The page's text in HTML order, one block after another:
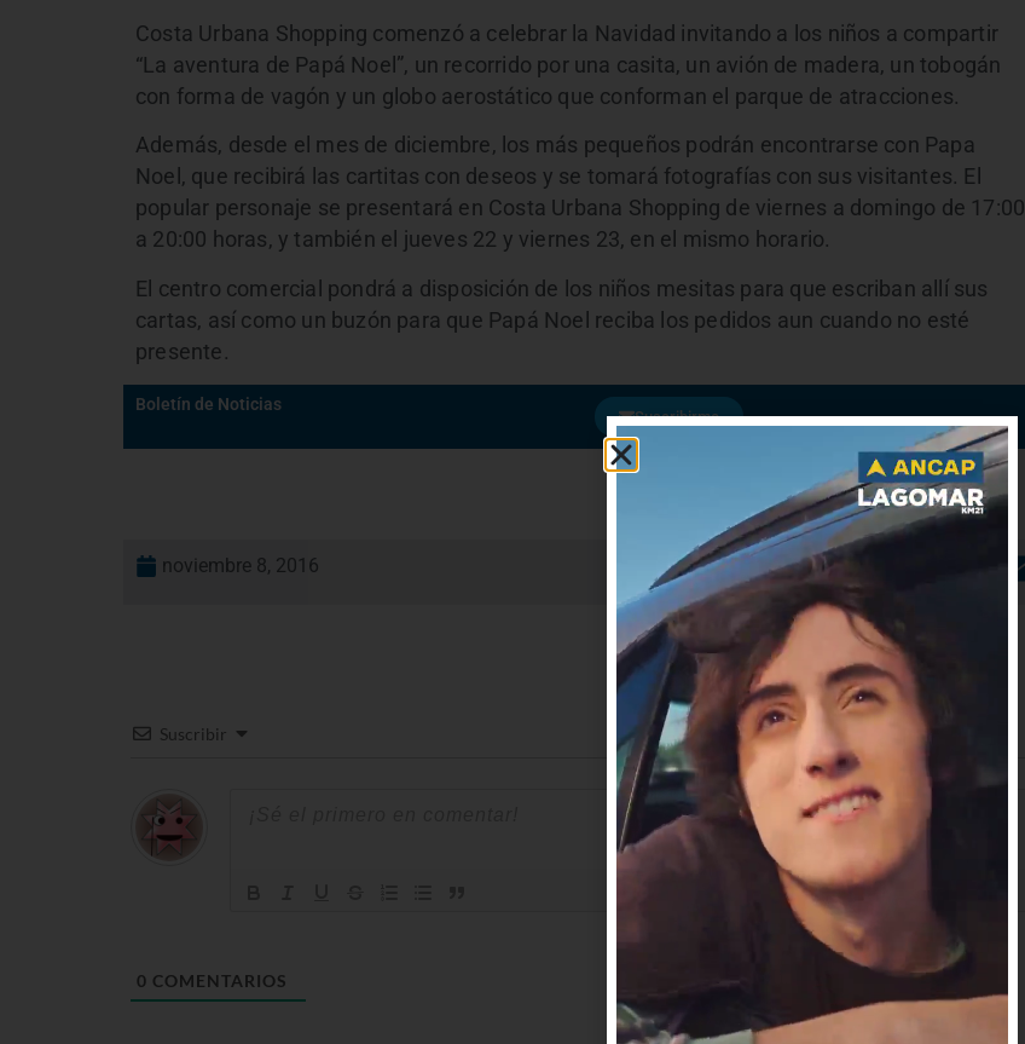
Costa Urbana Shopping comenzó a celebrar la Navidad invitando a los niños a compartir
“La aventura de Papá Noel”, un recorrido por una casita, un avión de madera, un tobogán
con forma de vagón y un globo aerostático que conforman el parque de atracciones.
Además, desde el mes de diciembre, los más pequeños podrán encontrarse con Papa
Noel, que recibirá las cartitas con deseos y se tomará fotografías con sus visitantes. El
popular personaje se presentará en Costa Urbana Shopping de viernes a domingo de 17:00
a 20:00 horas, y también el jueves 22 y viernes 23, en el mismo horario.
El centro comercial pondrá a disposición de los niños mesitas para que escriban allí sus
cartas, así como un buzón para que Papá Noel reciba los pedidos aun cuando no esté
presente.
Boletín de Noticias
Suscribirme
noviembre 8, 2016
Suscribir
0 COMENTARIOS